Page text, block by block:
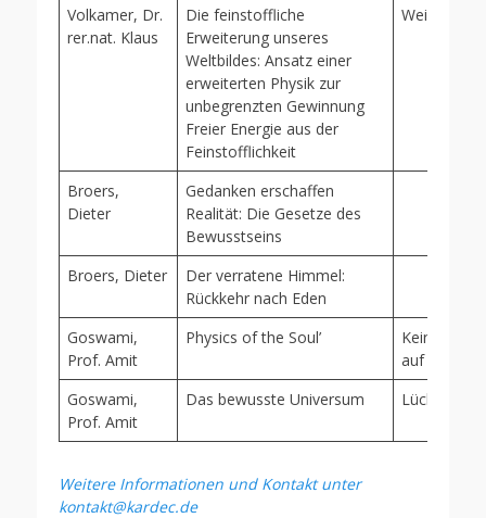
Volkamer, Dr.
rer.nat. Klaus
Die feinstoffliche
Erweiterung unseres
Weltbildes: Ansatz einer
erweiterten Physik zur
unbegrenzten Gewinnung
Freier Energie aus der
Feinstofflichkeit
Weißensee
Broers,
Dieter
Gedanken erschaffen
Realität: Die Gesetze des
Bewusstseins
Broers, Dieter
Der verratene Himmel:
Rückkehr nach Eden
Goswami,
Prof. Amit
Physics of the Soul’
Keine
auf
Goswami,
Prof. Amit
Das bewusste Universum Lüchow
Weitere Informationen und Kontakt unter
kontakt@kardec.de